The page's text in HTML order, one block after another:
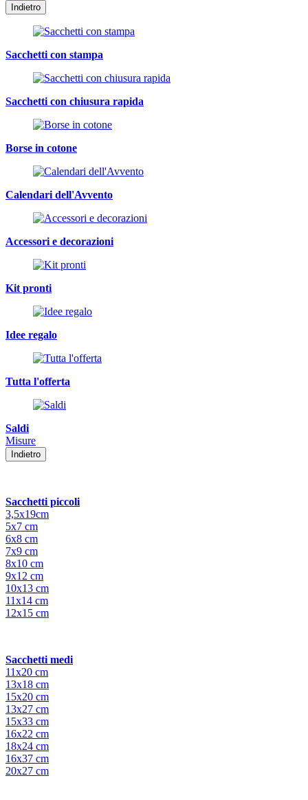
Indietro
Sacchetti con stampa
Sacchetti con chiusura rapida
Borse in cotone
Calendari dell'Avvento
Accessori e decorazioni
Kit pronti
Idee regalo
Tutta l'offerta
Saldi
Misure
Indietro
Sacchetti piccoli
3,5x19cm
5x7 cm
6x8 cm
7x9 cm
8x10 cm
9x12 cm
10x13 cm
11x14 cm
12x15 cm
Sacchetti medi
11x20 cm
13x18 cm
15x20 cm
13x27 cm
15x33 cm
16x22 cm
18x24 cm
16x37 cm
20x27 cm